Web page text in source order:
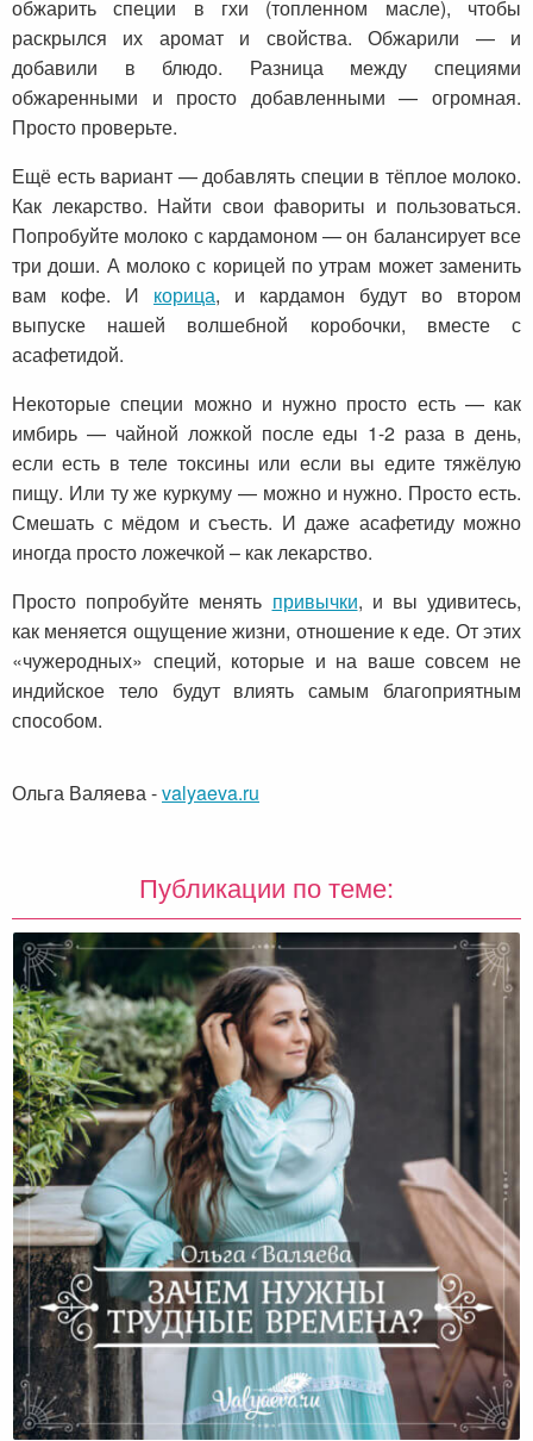
обжарить специи в гхи (топленном масле), чтобы
раскрылся их аромат и свойства. Обжарили — и
добавили в блюдо. Разница между специями
обжаренными и просто добавленными — огромная.
Просто проверьте.
Ещё есть вариант — добавлять специи в тёплое молоко.
Как лекарство. Найти свои фавориты и пользоваться.
Попробуйте молоко с кардамоном — он балансирует все
три доши. А молоко с корицей по утрам может заменить
вам кофе. И корица, и кардамон будут во втором
выпуске нашей волшебной коробочки, вместе с
асафетидой.
Некоторые специи можно и нужно просто есть — как
имбирь — чайной ложкой после еды 1-2 раза в день,
если есть в теле токсины или если вы едите тяжёлую
пищу. Или ту же куркуму — можно и нужно. Просто есть.
Смешать с мёдом и съесть. И даже асафетиду можно
иногда просто ложечкой – как лекарство.
Просто попробуйте менять привычки, и вы удивитесь,
как меняется ощущение жизни, отношение к еде. От этих
«чужеродных» специй, которые и на ваше совсем не
индийское тело будут влиять самым благоприятным
способом.
Ольга Валяева-valyaeva.ru
Публикации по теме:
Зачем Нужны Трудные Времена?